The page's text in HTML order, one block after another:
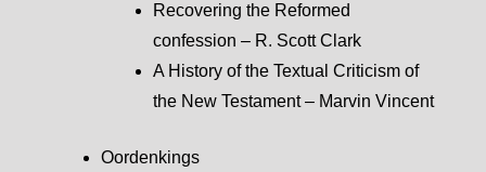
Recovering the Reformed
confession – R. Scott Clark
A History of the Textual Criticism of
the New Testament – Marvin Vincent
Oordenkings